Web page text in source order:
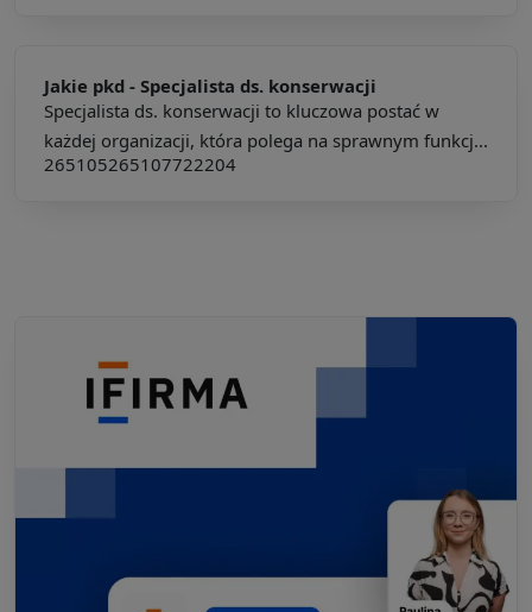
Jakie pkd - Specjalista ds. konserwacji
Specjalista ds. konserwacji to kluczowa postać w
każdej organizacji, która polega na sprawnym funkcj...
265105265107722204